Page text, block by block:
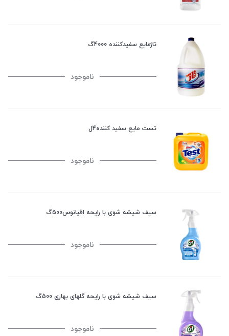
تاژمایع سفیدکننده 4000گ
ناموجود
تست مایع سفید کننده4ل
ناموجود
سیف شیشه شوی با رایحه اقیانوس500گ
ناموجود
سیف شیشه شوی با رایحه گلهای بهاری 500گ
ناموجود